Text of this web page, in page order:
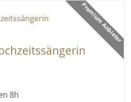
Premium Anbieter
8h